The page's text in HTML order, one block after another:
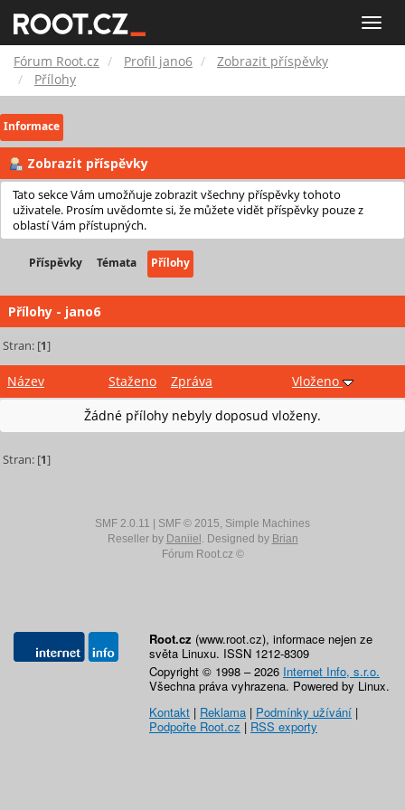
Toggle
Root.cz
Fórum Root.cz Profil jano6
Zobrazit příspěvky
Přílohy
Informace
Zobrazit příspěvky
Tato sekce Vám umožňuje zobrazit všechny příspěvky tohoto
uživatele. Prosím uvědomte si, že můžete vidět příspěvky pouze z
oblastí Vám přístupných.
Příspěvky Témata Přílohy
Přílohy - jano6
Stran: [1]
Název Staženo Zpráva
Vloženo
Žádné přílohy nebyly doposud vloženy.
Stran: [1]
SMF 2.0.11 | SMF © 2015 Simple Machines
Reseller by Daniiel . Designed by Brian
Fórum Root.cz ©
Root.cz (www.root.cz), informace nejen ze
světa Linuxu. ISSN 1212-8309
Copyright © 1998 – 2026 Internet Info, s.r.o.
Všechna práva vyhrazena. Powered by Linux.
Kontakt | Reklama | Podmínky užívání |
Podpořte Root.cz | RSS exporty